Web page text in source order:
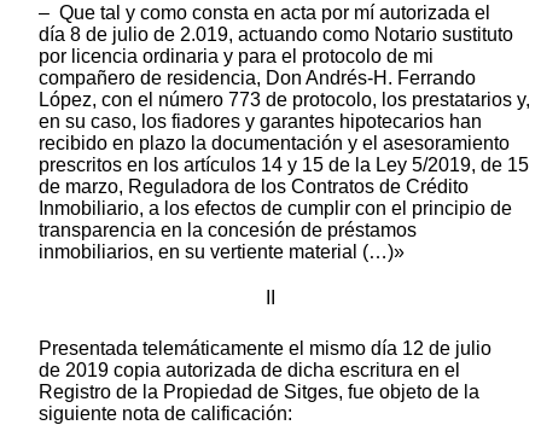
– Que tal y como consta en acta por mí autorizada el
día 8 de julio de 2.019, actuando como Notario sustituto
por licencia ordinaria y para el protocolo de mi
compañero de residencia, Don Andrés-H. Ferrando
López, con el número 773 de protocolo, los prestatarios y,
en su caso, los fiadores y garantes hipotecarios han
recibido en plazo la documentación y el asesoramiento
prescritos en los artículos 14 y 15 de la Ley 5/2019, de 15
de marzo, Reguladora de los Contratos de Crédito
Inmobiliario, a los efectos de cumplir con el principio de
transparencia en la concesión de préstamos
inmobiliarios, en su vertiente material (…)»
Presentada telemáticamente el mismo día 12 de julio
de 2019 copia autorizada de dicha escritura en el
Registro de la Propiedad de Sitges, fue objeto de la
siguiente nota de calificación: